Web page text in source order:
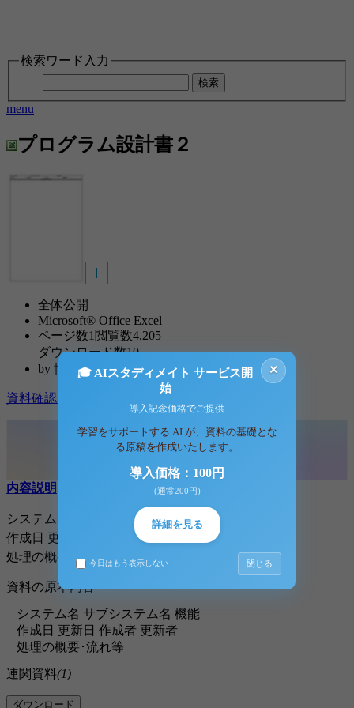
検索ワード入力
検索
menu
プログラム設計書２
全体公開
Microsoft® Office Excel
ページ数1 閲覧数4,205
ダウンロード数10
by 博多ラーメン
資料確認 ダウンロード (33KB)
内容説明 コメント（0件）
システム名 サブシステム名 機能
作成日 更新日 作成者 更新者
処理の概要･流れ等
資料の原本内容
システム名 サブシステム名 機能
作成日 更新日 作成者 更新者
処理の概要･流れ等
連関資料(1)
ダウンロード
×
🎓 AIスタディメイト サービス開
始
導入記念価格でご提供
学習をサポートする AI が、資料の基礎とな
る原稿を作成いたします。
導入価格：100円
(通常200円)
詳細を見る
今日はもう表示しない 閉じる